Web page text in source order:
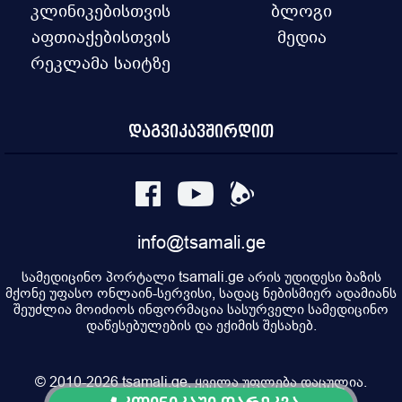
კლინიკებისთვის
აფთიაქებისთვის
რეკლამა საიტზე
ბლოგი
მედია
დაგვიკავშირდით
info@tsamali.ge
სამედიცინო პორტალი tsamali.ge არის უდიდესი ბაზის
მქონე უფასო ონლაინ-სერვისი, სადაც ნებისმიერ ადამიანს
შეუძლია მოიძიოს ინფორმაცია სასურველი სამედიცინო
დაწესებულების და ექიმის შესახებ.
© 2010-2026 tsamali.ge, ყველა უფლება დაცულია.